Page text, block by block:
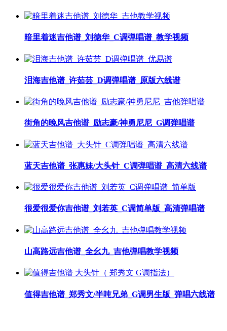
暗里着迷吉他谱_刘德华_C调弹唱谱_教学视频
泪海吉他谱_许茹芸_D调弹唱谱_原版六线谱
街角的晚风吉他谱_励志豪/神勇尼尼_G调弹唱谱
蓝天吉他谱_张惠妹/大头针_C调弹唱谱_高清六线谱
很爱很爱你吉他谱_刘若英_C调简单版_高清弹唱谱
山高路远吉他谱_全幺九_吉他弹唱教学视频
值得吉他谱_郑秀文/半吨兄弟_G调男生版_弹唱六线谱